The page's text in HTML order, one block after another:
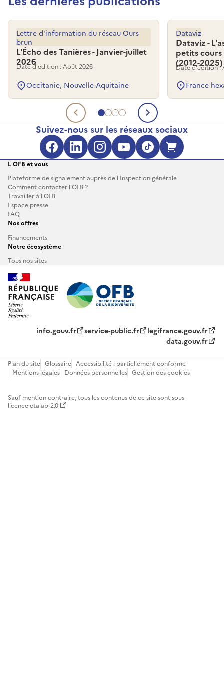
Aller au document 1
Aller au document 2
Aller au document 3
Aller au document 4
L'Écho des Tanières - Janvier-juillet
2026
Lettre d'information du réseau Ours
brun
Date d'édition : Août 2026
Occitanie, Nouvelle-Aquitaine
Dataviz -
petits cours
(2012-2025)
Dataviz
Date d'édition :
France
Document précédent
Document
Suivez-nous sur les réseaux sociaux
Facebook (s'ouvre dans une
LinkedIn (s'ouvre dans
Instagram (s'ouvre
YouTube
TikTok
L’OFB et vous
Plateforme de signalement auprès de l’Inspection générale
Comment contacter l'OFB ?
Travailler à l’OFB
Espace presse
FAQ
Nos offres
Financements
Notre écosystème
Tous nos sites
info.gouv.fr service-public.fr
legifrance.gouv.fr
data.gouv.fr
Plan du site Glossaire Accessibilité : partiellement conforme
Mentions légales Données personnelles Gestion des cookies
Sauf mention contraire, tous les contenus de ce site sont sous
licence etalab-2.0